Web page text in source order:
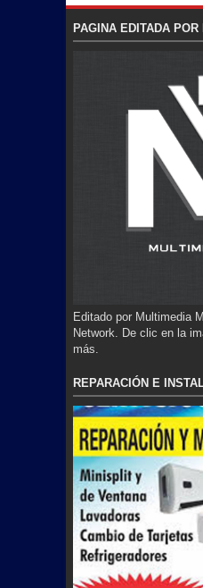
PAGINA EDITADA
Editado por Multimedia
Network. De clic en la
más.
REPARACIÓN E